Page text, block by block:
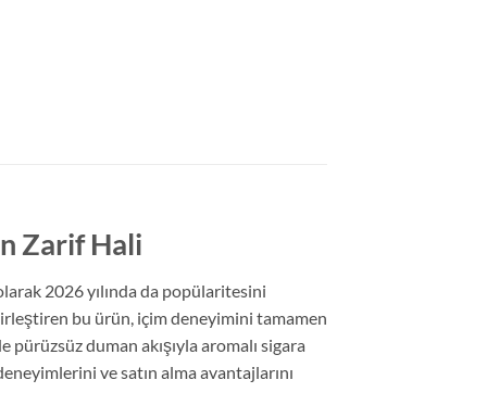
Zarif Hali
2026 yılında da popülaritesini
bu ürün, içim deneyimini tamamen
duman akışıyla aromalı sigara
ve satın alma avantajlarını